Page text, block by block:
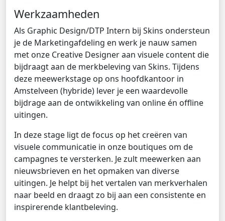
Werkzaamheden
Als Graphic Design/DTP Intern bij Skins ondersteun
je de Marketingafdeling en werk je nauw samen
met onze Creative Designer aan visuele content die
bijdraagt aan de merkbeleving van Skins. Tijdens
deze meewerkstage op ons hoofdkantoor in
Amstelveen (hybride) lever je een waardevolle
bijdrage aan de ontwikkeling van online én offline
uitingen.
In deze stage ligt de focus op het creëren van
visuele communicatie in onze boutiques om de
campagnes te versterken. Je zult meewerken aan
nieuwsbrieven en het opmaken van diverse
uitingen. Je helpt bij het vertalen van merkverhalen
naar beeld en draagt zo bij aan een consistente en
inspirerende klantbeleving.